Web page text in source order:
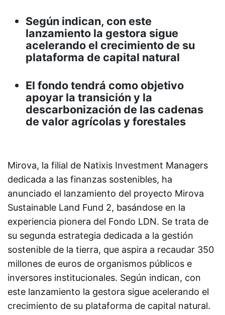
Según indican, con este
lanzamiento la gestora sigue
acelerando el crecimiento de su
plataforma de capital natural
El fondo tendrá como objetivo
apoyar la transición y la
descarbonización de las cadenas
de valor agrícolas y forestales
Mirova, la filial de Natixis Investment Managers
dedicada a las finanzas sostenibles, ha
anunciado el lanzamiento del proyecto Mirova
Sustainable Land Fund 2, basándose en la
experiencia pionera del Fondo LDN. Se trata de
su segunda estrategia dedicada a la gestión
sostenible de la tierra, que aspira a recaudar 350
millones de euros de organismos públicos e
inversores institucionales. Según indican, con
este lanzamiento la gestora sigue acelerando el
crecimiento de su plataforma de capital natural.